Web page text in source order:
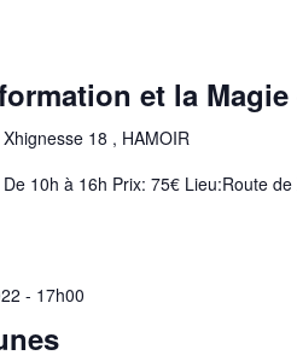
et la
18 , HAMOIR
10h à 16h Prix: 75€ Lieu:Route
- 17h00